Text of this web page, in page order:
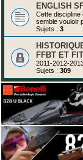
ENGLISH
Cette discipline
semble vouloir
Sujets : 3
FFBT ET
2011-2012-
Sujets : 309